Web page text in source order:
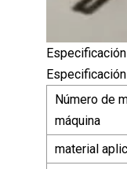
Especificación
Número de
máquina
material